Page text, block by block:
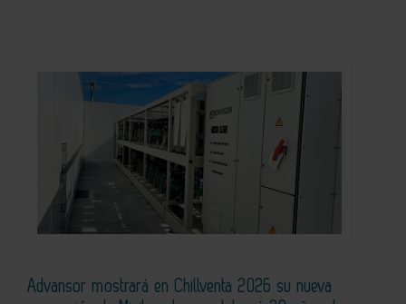
Advansor mostrará en Chillventa 2026 su nueva